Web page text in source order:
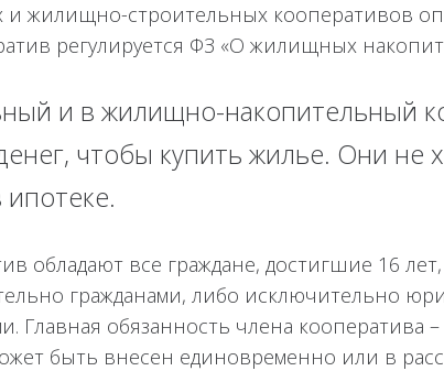
жилищно-строительных кооперативов
регулируется ФЗ «О жилищных
и в жилищно-накопительный
чтобы купить жилье. Они не
ипотеке.
обладают все граждане, достигшие 16
гражданами, либо исключительно
Главная обязанность члена кооператива –
быть внесен единовременно или в